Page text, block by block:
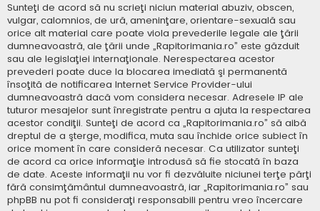
Sunteţi de acord să nu scrieţi niciun material abuziv, obscen,
vulgar, calomnios, de ură, ameninţare, orientare-sexuală sau
orice alt material care poate viola prevederile legale ale ţării
dumneavoastră, ale ţării unde „Rapitorimania.ro” este găzduit
sau ale legislaţiei internaţionale. Nerespectarea acestor
prevederi poate duce la blocarea imediată şi permanentă
însoţită de notificarea Internet Service Provider-ului
dumneavoastră dacă vom considera necesar. Adresele IP ale
tuturor mesajelor sunt înregistrate pentru a ajuta la respectarea
acestor condiţii. Sunteţi de acord ca „Rapitorimania.ro” să aibă
dreptul de a şterge, modifica, muta sau închide orice subiect în
orice moment în care consideră necesar. Ca utilizator sunteţi
de acord ca orice informaţie introdusă să fie stocată în baza
de date. Aceste informaţii nu vor fi dezvăluite niciunei terţe părţi
fără consimţământul dumneavoastră, iar „Rapitorimania.ro” sau
phpBB nu pot fi consideraţi responsabili pentru vreo încercare